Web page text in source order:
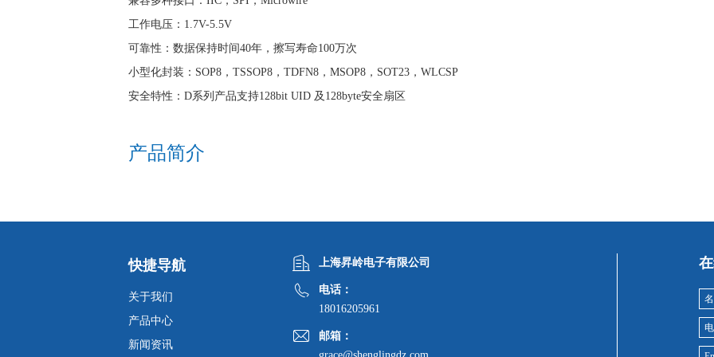
工作电压：1.7V-5.5V
可靠性：数据保持时间40年，擦写寿命100万次
小型化封装：SOP8，TSSOP8，TDFN8，MSOP8，SOT23，WLCSP
安全特性：D系列产品支持128bit UID 及128byte安全扇区
产品简介
快捷导航
关于我们
产品中心
新闻资讯
上海昇岭电子有限公司
电话：
18016205961
邮箱：